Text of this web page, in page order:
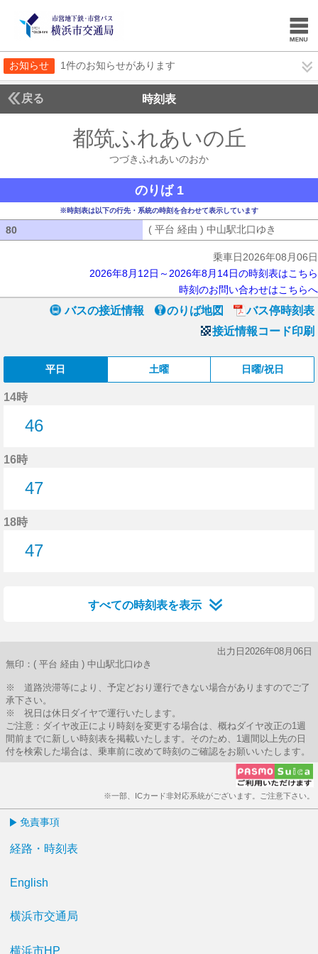
お知らせ 1件のお知らせがあります
戻る 時刻表
都筑ふれあいの丘
つづきふれあいのおか
のりば 1
※時刻表は以下の行先・系統の時刻を合わせて表示しています
80 ( 平台 経由 ) 中山駅北口ゆき
乗車日2026年08月06日
2026年8月12日～2026年8月14日の時刻表はこちら
時刻のお問い合わせはこちらへ
バスの接近情報 のりば地図
バス停時刻表
接近情報コード印刷
平日 土曜 日曜/祝日
14時
46
16時
47
18時
47
すべての時刻表を表示
出力日2026年08月06日
無印：( 平台 経由 ) 中山駅北口ゆき
※ 道路渋滞等により、予定どおり運行できない場合がありますのでご了
承下さい。
※ 祝日は休日ダイヤで運行いたします。
ご注意：ダイヤ改正により時刻を変更する場合は、概ねダイヤ改正の1週
間前までに新しい時刻表を掲載いたします。そのため、1週間以上先の日
付を検索した場合は、乗車前に改めて時刻のご確認をお願いいたします。
※一部、ICカード非対応系統がございます。ご注意下さい。
免責事項
経路・時刻表
English
横浜市交通局
横浜市HP